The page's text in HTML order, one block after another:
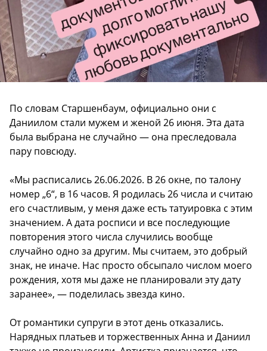
По словам Старшенбаум, официально они с
Даниилом стали мужем и женой 26 июня. Эта дата
была выбрана не случайно — она преследовала
пару повсюду.
«Мы расписались 26.06.2026. В 26 окне, по талону
номер „6“, в 16 часов. Я родилась 26 числа и считаю
его счастливым, у меня даже есть татуировка с этим
значением. А дата росписи и все последующие
повторения этого числа случились вообще
случайно одно за другим. Мы считаем, это добрый
знак, не иначе. Нас просто обсыпало числом моего
рождения, хотя мы даже не планировали эту дату
заранее», — поделилась звезда кино.
От романтики супруги в этот день отказались.
Нарядных платьев и торжественных Анна и Даниил